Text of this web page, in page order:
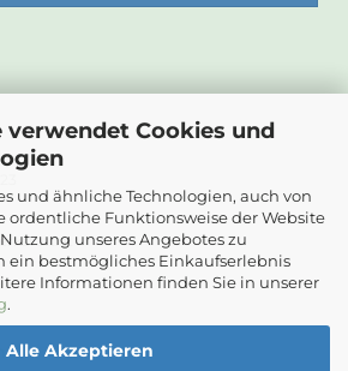
verwendet Cookies und
und ähnliche Technologien, auch von
Funktionsweise der Website
unseres Angebotes zu
ein bestmögliches Einkaufserlebnis
Informationen finden Sie in unserer
.
Alle Akzeptieren